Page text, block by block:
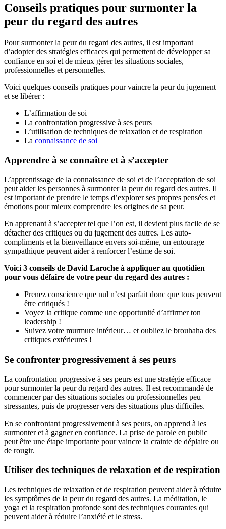
Conseils pratiques pour surmonter la
peur du regard des autres
Pour surmonter la peur du regard des autres, il est important
d’adopter des stratégies efficaces qui permettent de développer sa
confiance en soi et de mieux gérer les situations sociales,
professionnelles et personnelles.
Voici quelques conseils pratiques pour vaincre la peur du jugement
et se libérer :
L’affirmation de soi
La confrontation progressive à ses peurs
L’utilisation de techniques de relaxation et de respiration
La connaissance de soi
Apprendre à se connaître et à s’accepter
L’apprentissage de la connaissance de soi et de l’acceptation de soi
peut aider les personnes à surmonter la peur du regard des autres. Il
est important de prendre le temps d’explorer ses propres pensées et
émotions pour mieux comprendre les origines de sa peur.
En apprenant à s’accepter tel que l’on est, il devient plus facile de se
détacher des critiques ou du jugement des autres. Les auto-
compliments et la bienveillance envers soi-même, un entourage
sympathique peuvent aider à renforcer l’estime de soi.
Voici 3 conseils de David Laroche à appliquer au quotidien
pour vous défaire de votre peur du regard des autres :
Prenez conscience que nul n’est parfait donc que tous peuvent
être critiqués !
Voyez la critique comme une opportunité d’affirmer ton
leadership !
Suivez votre murmure intérieur… et oubliez le brouhaha des
critiques extérieures !
Se confronter progressivement à ses peurs
La confrontation progressive à ses peurs est une stratégie efficace
pour surmonter la peur du regard des autres. Il est recommandé de
commencer par des situations sociales ou professionnelles peu
stressantes, puis de progresser vers des situations plus difficiles.
En se confrontant progressivement à ses peurs, on apprend à les
surmonter et à gagner en confiance. La prise de parole en public
peut être une étape importante pour vaincre la crainte de déplaire ou
de rougir.
Utiliser des techniques de relaxation et de respiration
Les techniques de relaxation et de respiration peuvent aider à réduire
les symptômes de la peur du regard des autres. La méditation, le
yoga et la respiration profonde sont des techniques courantes qui
peuvent aider à réduire l’anxiété et le stress.